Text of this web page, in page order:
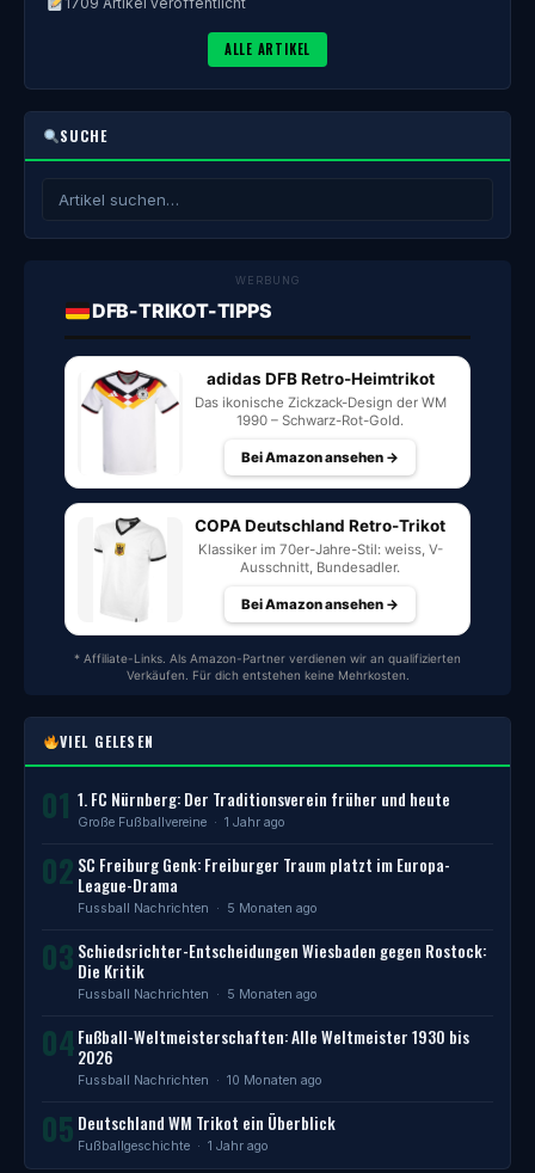
ALLE ARTIKEL
SUCHE
WERBUNG
DFB-TRIKOT-TIPPS
adidas DFB Retro-Heimtrikot
Das ikonische Zickzack-Design der WM
1990 – Schwarz-Rot-Gold.
Bei Amazon ansehen →
COPA Deutschland Retro-Trikot
Klassiker im 70er-Jahre-Stil: weiss, V-
Ausschnitt, Bundesadler.
Bei Amazon ansehen →
* Affiliate-Links. Als Amazon-Partner verdienen wir an qualifizierten
Verkäufen. Für dich entstehen keine Mehrkosten.
VIEL GELESEN
01 1. FC Nürnberg: Der Traditionsverein früher und heute
Große Fußballvereine · 1 Jahr ago
02 SC Freiburg Genk: Freiburger Traum platzt im Europa-
League-Drama
Fussball Nachrichten · 5 Monaten ago
03 Schiedsrichter-Entscheidungen Wiesbaden gegen Rostock:
Die Kritik
Fussball Nachrichten · 5 Monaten ago
04 Fußball-Weltmeisterschaften: Alle Weltmeister 1930 bis
2026
Fussball Nachrichten · 10 Monaten ago
05 Deutschland WM Trikot ein Überblick
Fußballgeschichte · 1 Jahr ago